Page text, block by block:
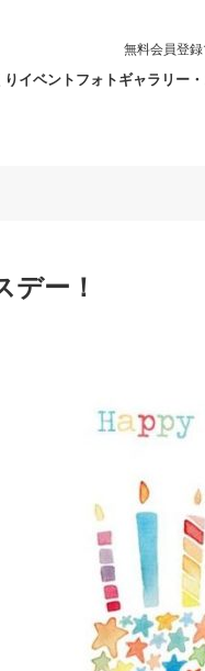
イベント フォトギャラリー
無料会員登録
デー！